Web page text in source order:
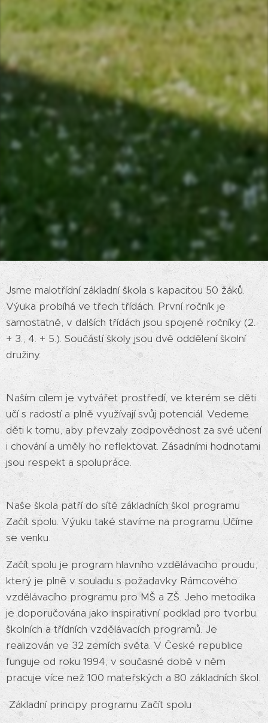
Jsme malotřídní základní škola s kapacitou 50 žáků.
Výuka probíhá ve třech třídách. První ročník je
samostatně, v dalších třídách jsou spojené ročníky (2.
+ 3., 4. + 5.). Součástí školy jsou dvě oddělení školní
družiny.
Naším cílem je vytvářet prostředí, ve kterém se děti
učí s radostí a plně využívají svůj potenciál. Vedeme
děti k tomu, aby převzaly zodpovědnost za své učení
i chování a uměly ho reflektovat. Zásadními hodnotami
jsou respekt a spolupráce.
Naše škola patří do sítě základních škol programu
Začít spolu. Výuku také stavíme na programu Učíme
se venku.
Začít spolu je program hlavního vzdělávacího proudu,
který je plně v souladu s požadavky Rámcového
vzdělávacího programu pro MŠ a ZŠ. Jeho metodika
je doporučována jako inspirativní podklad pro tvorbu
školních a třídních vzdělávacích programů. Je
realizován ve 32 zemích světa. V České republice
funguje od roku 1994, v současné době v něm
pracuje více než 100 mateřských a 80 základních škol.
Základní principy programu Začít spolu